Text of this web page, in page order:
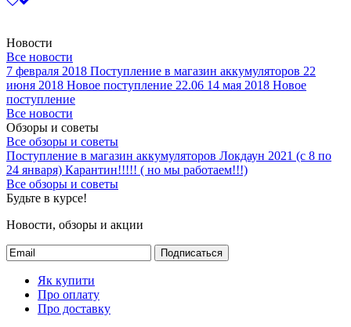
Новости
Все новости
7 февраля 2018 Поступление в магазин аккумуляторов 22
июня 2018 Новое поступление 22.06 14 мая 2018 Новое
поступление
Все новости
Обзоры и советы
Все обзоры и советы
Поступление в магазин аккумуляторов Локдаун 2021 (с 8 по
24 января) Карантин!!!!! ( но мы работаем!!!)
Все обзоры и советы
Будьте в курсе!
Новости, обзоры и акции
Подписаться
Як купити
Про оплату
Про доставку